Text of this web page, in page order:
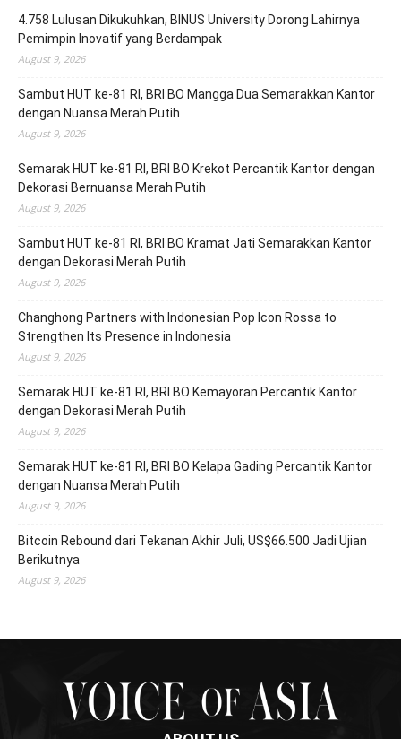
4.758 Lulusan Dikukuhkan, BINUS University Dorong Lahirnya
Pemimpin Inovatif yang Berdampak
August 9, 2026
Sambut HUT ke-81 RI, BRI BO Mangga Dua Semarakkan Kantor
dengan Nuansa Merah Putih
August 9, 2026
Semarak HUT ke-81 RI, BRI BO Krekot Percantik Kantor dengan
Dekorasi Bernuansa Merah Putih
August 9, 2026
Sambut HUT ke-81 RI, BRI BO Kramat Jati Semarakkan Kantor
dengan Dekorasi Merah Putih
August 9, 2026
Changhong Partners with Indonesian Pop Icon Rossa to
Strengthen Its Presence in Indonesia
August 9, 2026
Semarak HUT ke-81 RI, BRI BO Kemayoran Percantik Kantor
dengan Dekorasi Merah Putih
August 9, 2026
Semarak HUT ke-81 RI, BRI BO Kelapa Gading Percantik Kantor
dengan Nuansa Merah Putih
August 9, 2026
Bitcoin Rebound dari Tekanan Akhir Juli, US$66.500 Jadi Ujian
Berikutnya
August 9, 2026